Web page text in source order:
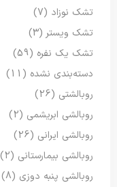
تشک نوزاد (7)
تشک ویستر (3)
تشک یک نفره (59)
دسته‌بندی نشده (11)
روبالشتی (26)
روبالشی ابریشمی (2)
روبالشی ایرانی (26)
روبالشی بیمارستانی (2)
روبالشی پنبه دوزی (8)